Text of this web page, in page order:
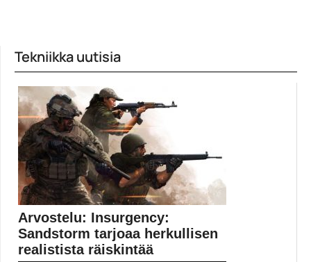
Tekniikka uutisia
Arvostelu: Insurgency:
Sandstorm tarjoaa herkullisen
realistista räiskintää